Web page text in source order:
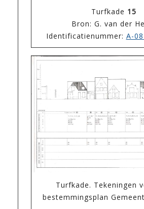
Turfkade 15
Bron: G. van der
Identificatienummer: A-
Turfkade. Tekeningen
bestemmingsplan